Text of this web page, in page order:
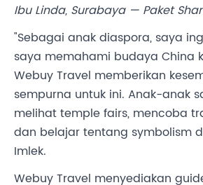
Ibu Linda, Surabaya — Paket
"Sebagai anak diaspora, saya
saya memahami budaya China
Webuy Travel memberikan
sempurna untuk ini. Anak-anak
melihat temple fairs, mencoba
dan belajar tentang symbolism
Imlek.
Webuy Travel menyediakan